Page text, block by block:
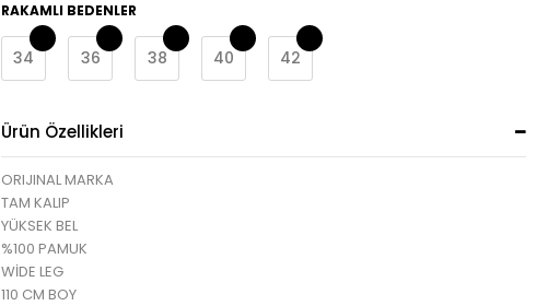
RAKAMLI BEDENLER
34 36 38 40 42
Ürün Özellikleri
ORIJINAL MARKA
TAM KALIP
YÜKSEK BEL
%100 PAMUK
WİDE LEG
110 CM BOY